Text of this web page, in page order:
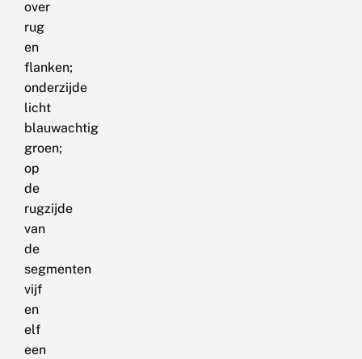
over
rug
en
flanken;
onderzijde
licht
blauwachtig
groen;
op
de
rugzijde
van
de
segmenten
vijf
en
elf
een